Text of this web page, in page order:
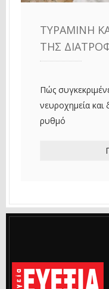
ΤΥΡΑΜΊΝΗ
ΤΗΣ
Πώς
νευροχημεία και
ρυθμό